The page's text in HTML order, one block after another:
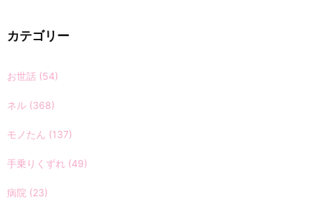
カテゴリー
お世話 (54)
ネル (368)
モノたん (137)
手乗りくずれ (49)
病院 (23)